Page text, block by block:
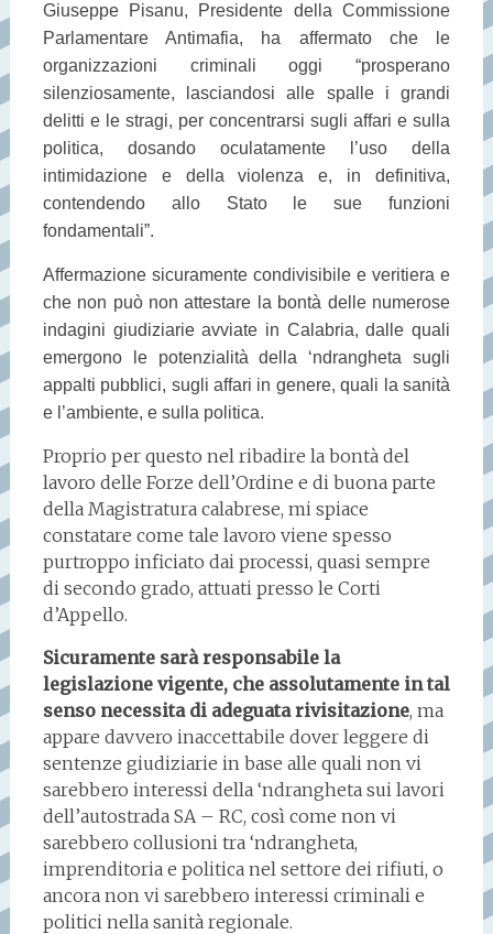
Giuseppe Pisanu, Presidente della Commissione
Parlamentare Antimafia, ha affermato che le
organizzazioni criminali oggi “prosperano
silenziosamente, lasciandosi alle spalle i grandi
delitti e le stragi, per concentrarsi sugli affari e sulla
politica, dosando oculatamente l’uso della
intimidazione e della violenza e, in definitiva,
contendendo allo Stato le sue funzioni
fondamentali”.
Affermazione sicuramente condivisibile e veritiera e
che non può non attestare la bontà delle numerose
indagini giudiziarie avviate in Calabria, dalle quali
emergono le potenzialità della ‘ndrangheta sugli
appalti pubblici, sugli affari in genere, quali la sanità
e l’ambiente, e sulla politica.
Proprio per questo nel ribadire la bontà del
lavoro delle Forze dell’Ordine e di buona parte
della Magistratura calabrese, mi spiace
constatare come tale lavoro viene spesso
purtroppo inficiato dai processi, quasi sempre
di secondo grado, attuati presso le Corti
d’Appello.
Sicuramente sarà responsabile la
legislazione vigente, che assolutamente in tal
senso necessita di adeguata rivisitazione, ma
appare davvero inaccettabile dover leggere di
sentenze giudiziarie in base alle quali non vi
sarebbero interessi della ‘ndrangheta sui lavori
dell’autostrada SA – RC, così come non vi
sarebbero collusioni tra ‘ndrangheta,
imprenditoria e politica nel settore dei rifiuti, o
ancora non vi sarebbero interessi criminali e
politici nella sanità regionale.